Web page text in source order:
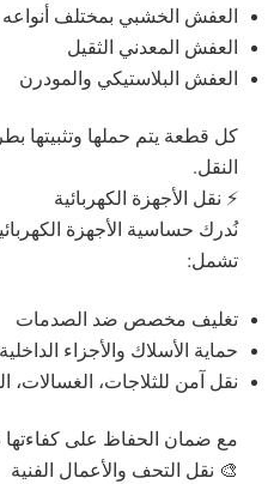
العفش الخشبي بمختلف أنواعه
العفش المعدني الثقيل
العفش البلاستيكي والمودرن
كل قطعة يتم حملها وتثبيتها
النقل.
⚡ نقل الأجهزة الكهربائية
نُدرك حساسية الأجهزة
تشمل:
تغليف مخصص ضد الصدمات
حماية الأسلاك والأجزاء الداخلية
نقل آمن للثلاجات، الغسالات،
مع ضمان الحفاظ على
🎨 نقل التحف والأعمال الفنية